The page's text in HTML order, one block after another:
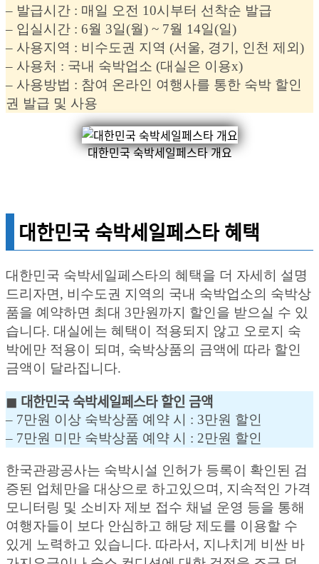
– 발급시간 : 매일 오전 10시부터 선착순 발급
– 입실시간 : 6월 3일(월) ~ 7월 14일(일)
– 사용지역 : 비수도권 지역 (서울, 경기, 인천 제외)
– 사용처 : 국내 숙박업소 (대실은 이용x)
– 사용방법 : 참여 온라인 여행사를 통한 숙박 할인
권 발급 및 사용
대한민국 숙박세일페스타 개요
대한민국 숙박세일페스타 혜택
대한민국 숙박세일페스타의 혜택을 더 자세히 설명
드리자면, 비수도권 지역의 국내 숙박업소의 숙박상
품을 예약하면 최대 3만원까지 할인을 받으실 수 있
습니다. 대실에는 혜택이 적용되지 않고 오로지 숙
박에만 적용이 되며, 숙박상품의 금액에 따라 할인
금액이 달라집니다.
◼︎ 대한민국 숙박세일페스타 할인 금액
– 7만원 이상 숙박상품 예약 시 : 3만원 할인
– 7만원 미만 숙박상품 예약 시 : 2만원 할인
한국관광공사는 숙박시설 인허가 등록이 확인된 검
증된 업체만을 대상으로 하고있으며, 지속적인 가격
모니터링 및 소비자 제보 접수 채널 운영 등을 통해
여행자들이 보다 안심하고 해당 제도를 이용할 수
있게 노력하고 있습니다. 따라서, 지나치게 비싼 바